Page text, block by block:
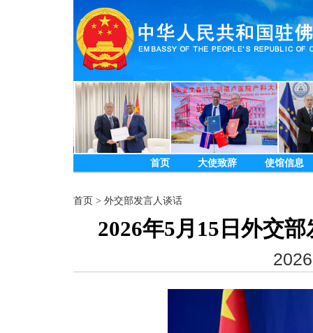
首页 大使致辞 使馆信息
首页 > 外交部发言人谈话
2026年5月15日外交